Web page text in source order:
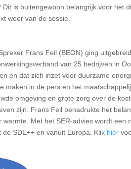
is buitengewoon belangrijk voor het
weer van de sessie.
Frans Feil (BEON) ging
van 25 bedrijven in
en dat zich inzet voor duurzame
maken in de pers en het
omgeving en grote zorg over de
zijn. Frans Feil benadrukte het
Met het SER-advies wordt een
SDE++ en vanuit Europa. Klik hier